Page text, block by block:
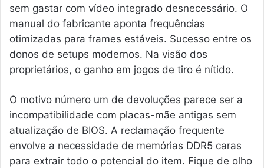
sem gastar com vídeo integrado desnecessário. O
manual do fabricante aponta frequências
otimizadas para frames estáveis. Sucesso entre os
donos de setups modernos. Na visão dos
proprietários, o ganho em jogos de tiro é nítido.
O motivo número um de devoluções parece ser a
incompatibilidade com placas-mãe antigas sem
atualização de BIOS. A reclamação frequente
envolve a necessidade de memórias DDR5 caras
para extrair todo o potencial do item. Fique de olho